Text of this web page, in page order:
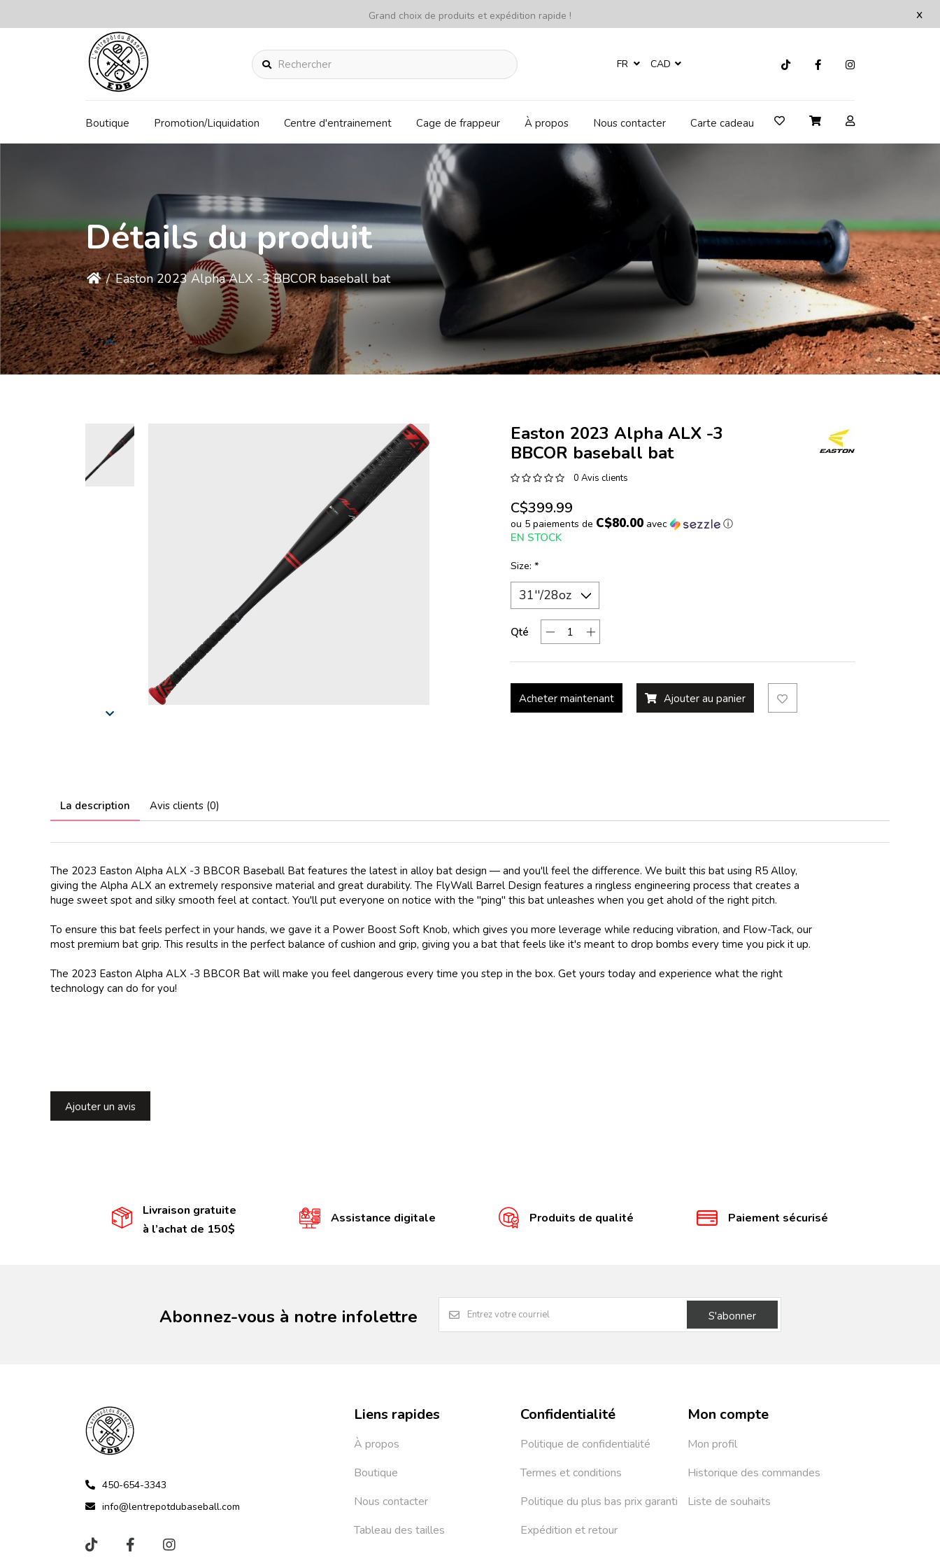
x
Grand choix de produits et expédition rapide !
Rechercher FR CAD
Boutique Promotion/Liquidation Centre d'entrainement Cage de frappeur À propos Nous contacter Carte cadeau
Détails du produit
/ Easton 2023 Alpha ALX -3 BBCOR baseball bat
Easton 2023 Alpha ALX -3
BBCOR baseball bat
0 Avis clients
C$399.99
ou 5 paiements de C$80.00avec ⓘ
EN STOCK
Size: *
Qté
Acheter maintenant Ajouter au panier
La description Avis clients (0)
The 2023 Easton Alpha ALX -3 BBCOR Baseball Bat features the latest in alloy bat design — and you'll feel the difference. We built this bat using R5 Alloy,
giving the Alpha ALX an extremely responsive material and great durability. The FlyWall Barrel Design features a ringless engineering process that creates a
huge sweet spot and silky smooth feel at contact. You'll put everyone on notice with the "ping" this bat unleashes when you get ahold of the right pitch.
To ensure this bat feels perfect in your hands, we gave it a Power Boost Soft Knob, which gives you more leverage while reducing vibration, and Flow-Tack, our
most premium bat grip. This results in the perfect balance of cushion and grip, giving you a bat that feels like it's meant to drop bombs every time you pick it up.
The 2023 Easton Alpha ALX -3 BBCOR Bat will make you feel dangerous every time you step in the box. Get yours today and experience what the right
technology can do for you!
Ajouter un avis
Livraison gratuite
à l’achat de 150$
Assistance digitale Produits de qualité Paiement sécurisé
Abonnez-vous à notre infolettre S'abonner
450-654-3343
info@lentrepotdubaseball.com
Liens rapides
À propos
Boutique
Nous contacter
Tableau des tailles
Confidentialité
Politique de confidentialité
Termes et conditions
Politique du plus bas prix garanti
Expédition et retour
Mon compte
Mon profil
Historique des commandes
Liste de souhaits